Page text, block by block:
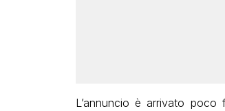
L’annuncio è arrivato